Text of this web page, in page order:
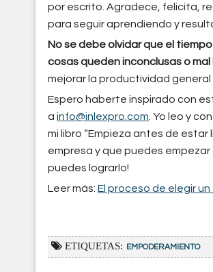
por escrito. Agradece, felicita,
para seguir aprendiendo y
No se debe olvidar que el
cosas queden inconclusas o mal
mejorar la productividad general
Espero haberte inspirado con
a info@inlexpro.com . Yo leo y
mi libro “Empieza antes de
empresa y que puedes
puedes lograrlo!
Leer más: El proceso de elegir
ETIQUETAS: EMPODERAMIENTO